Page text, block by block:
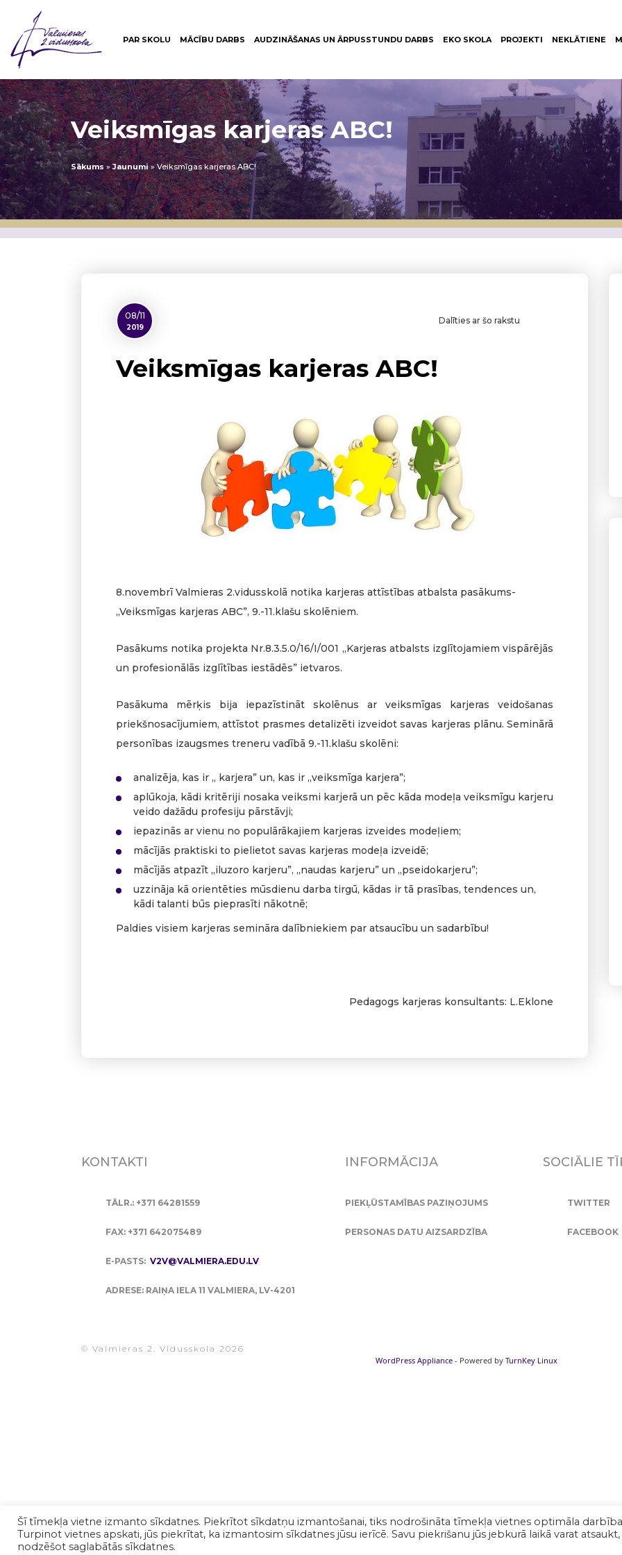
PAR SKOLU MĀCĪBU DARBS AUDZINĀŠANAS UN ĀRPUSSTUNDU DARBS EKO SKOLA PROJEKTI NEKLĀTIENE
Veiksmīgas karjeras ABC!
Sākums»Jaunumi»Veiksmīgas karjeras ABC!
08/11
2019
Dalīties ar šo rakstu
Veiksmīgas karjeras ABC!
8.novembrī Valmieras 2.vidusskolā notika karjeras attīstības atbalsta pasākums-
„Veiksmīgas karjeras ABC”, 9.-11.klašu skolēniem.
Pasākums notika projekta Nr.8.3.5.0/16/I/001 „Karjeras atbalsts izglītojamiem vispārējās
un profesionālās izglītības iestādēs” ietvaros.
Pasākuma mērķis bija iepazīstināt skolēnus ar veiksmīgas karjeras veidošanas
priekšnosacījumiem, attīstot prasmes detalizēti izveidot savas karjeras plānu. Seminārā
personības izaugsmes treneru vadībā 9.-11.klašu skolēni:
analizēja, kas ir „ karjera” un, kas ir „veiksmīga karjera”;
aplūkoja, kādi kritēriji nosaka veiksmi karjerā un pēc kāda modeļa veiksmīgu karjeru
veido dažādu profesiju pārstāvji;
iepazinās ar vienu no populārākajiem karjeras izveides modeļiem;
mācījās praktiski to pielietot savas karjeras modeļa izveidē;
mācījās atpazīt „iluzoro karjeru”, „naudas karjeru” un „pseidokarjeru”;
uzzināja kā orientēties mūsdienu darba tirgū, kādas ir tā prasības, tendences un,
kādi talanti būs pieprasīti nākotnē;
Paldies visiem karjeras semināra dalībniekiem par atsaucību un sadarbību!
Pedagogs karjeras konsultants: L.Eklone
KONTAKTI
TĀLR.: +371 64281559
FAX: +371 642075489
E-PASTS: V2V@VALMIERA.EDU.LV
ADRESE: RAIŅA IELA 11 VALMIERA, LV-4201
INFORMĀCIJA
PIEKĻŪSTAMĪBAS PAZIŅOJUMS
PERSONAS DATU AIZSARDZĪBA
SOCIĀLIE
TWITTER
FACEBOOK
© Valmieras 2. Vidusskola 2026
Šī tīmekļa vietne izmanto sīkdatnes. Piekrītot sīkdatņu izmantošanai, tiks nodrošināta tīmekļa vietnes optimāla
Turpinot vietnes apskati, jūs piekrītat, ka izmantosim sīkdatnes jūsu ierīcē. Savu piekrišanu jūs jebkurā laikā varat atsaukt,
nodzēšot saglabātās sīkdatnes.
WordPress Appliance - Powered by TurnKey Linux